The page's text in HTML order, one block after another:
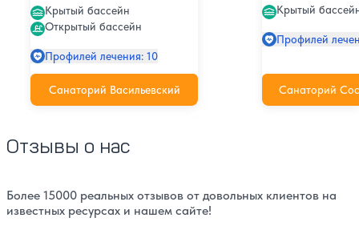
Крытый бассейн
Открытый бассейн
Профилей лечения: 10
Санаторий Васильевский
Крытый
Профилей
Санаторий
Отзывы о нас
Более 15000 реальных отзывов от довольных клиентов на
известных ресурсах и нашем сайте!